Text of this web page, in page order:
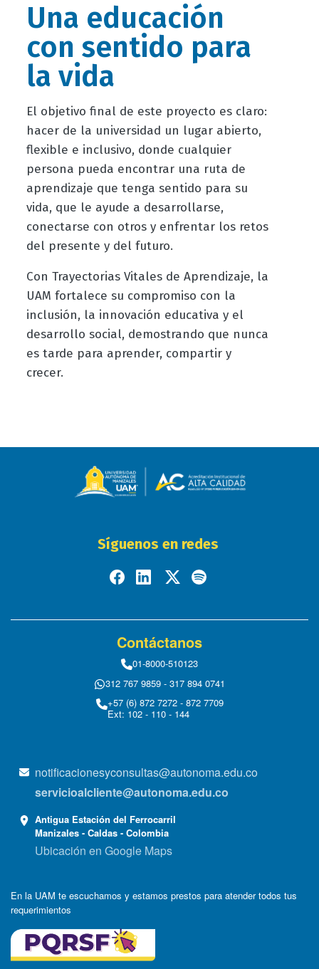
Una educación
con sentido para
la vida
El objetivo final de este proyecto es claro:
hacer de la universidad un lugar abierto,
flexible e inclusivo, donde cualquier
persona pueda encontrar una ruta de
aprendizaje que tenga sentido para su
vida, que le ayude a desarrollarse,
conectarse con otros y enfrentar los retos
del presente y del futuro.
Con Trayectorias Vitales de Aprendizaje, la
UAM fortalece su compromiso con la
inclusión, la innovación educativa y el
desarrollo social, demostrando que nunca
es tarde para aprender, compartir y
crecer.
Síguenos en redes
Contáctanos
01-8000-510123
312 767 9859 - 317 894 0741
+57 (6) 872 7272 - 872 7709
Ext: 102 - 110 - 144
notificacionesyconsultas@autonoma.edu.co
servicioalcliente@autonoma.edu.co
Antigua Estación del Ferrocarril
Manizales - Caldas - Colombia
Ubicación en Google Maps
En la UAM te escuchamos y estamos prestos para atender todos tus
requerimientos